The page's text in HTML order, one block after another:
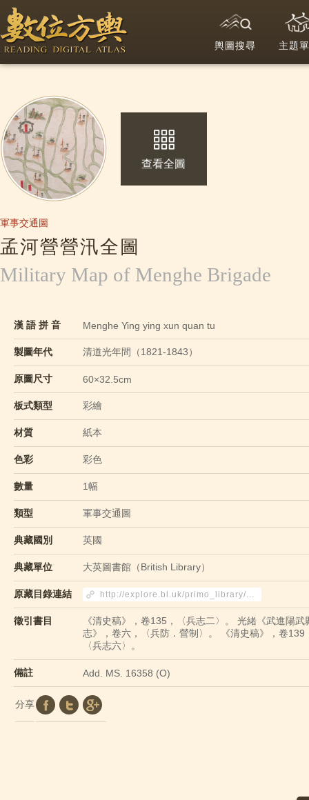
輿圖搜尋 主題
查看全圖
軍事交通圖
孟河營營汛全圖
Military Map of Menghe Brigade
漢 語 拼 音 Menghe Ying ying xun quan tu
製圖年代 清道光年間（1821-1843）
原圖尺寸 60×32.5cm
板式類型 彩繪
材質 紙本
色彩 彩色
數量 1幅
類型 軍事交通圖
典藏國別 英國
典藏單位 大英圖書館（British Library）
原藏目錄連結 http://explore.bl.uk/primo_library/...
徵引書目
《清史稿》，卷135，〈兵志二〉。 光緒《武進陽武
志》，卷六，〈兵防．營制〉。 《清史稿》，卷139
〈兵志六〉。
備註 Add. MS. 16358 (O)
分享